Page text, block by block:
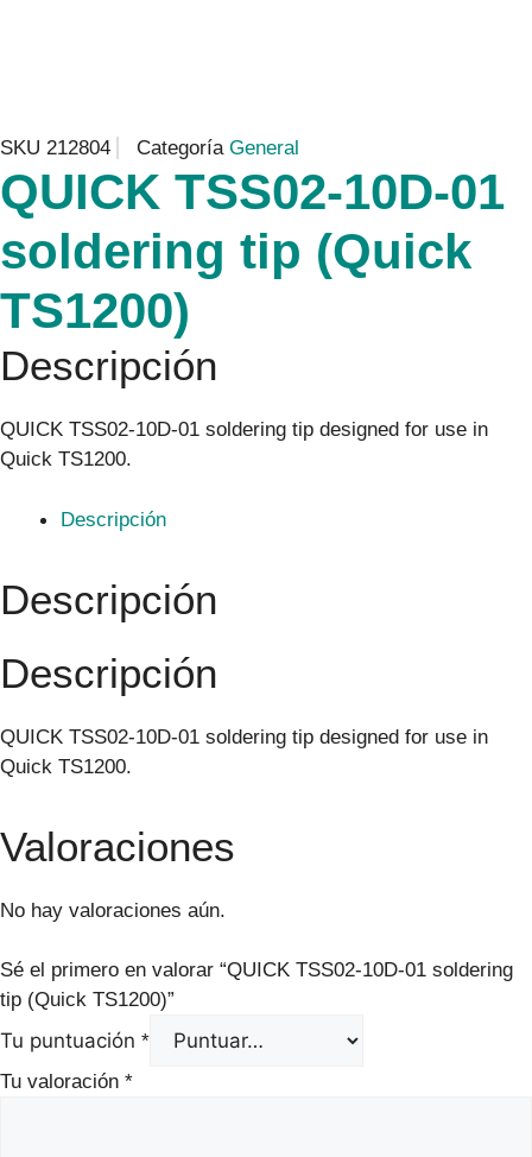
SKU 212804 Categoría General
QUICK TSS02-10D-01
soldering tip (Quick
TS1200)
Descripción
QUICK TSS02-10D-01 soldering tip designed for use in
Quick TS1200.
Descripción
Descripción
Descripción
QUICK TSS02-10D-01 soldering tip designed for use in
Quick TS1200.
Valoraciones
No hay valoraciones aún.
Sé el primero en valorar “QUICK TSS02-10D-01 soldering
tip (Quick TS1200)”
Tu puntuación *
Tu valoración *